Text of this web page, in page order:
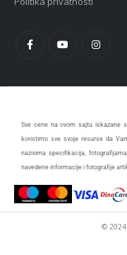
Sve cene na ovom sajtu iskazane
koristimo sve svoje resurse da
nazivima specifikacija,
navedene informacije i fotografije
©